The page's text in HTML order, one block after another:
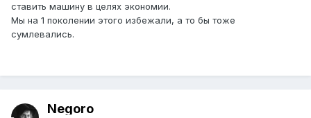
ставить машину в целях экономии.
Мы на 1 поколении этого избежали, а то бы тоже
сумлевались.
Negoro